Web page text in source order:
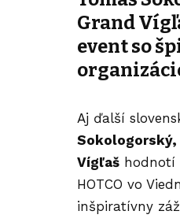
Grand
event so
Aj ďalší
Sokologorský,
Vígľaš hodnotí
HOTCO vo
inšpiratívny